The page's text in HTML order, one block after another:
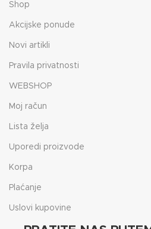
Shop
Akcijske ponude
Novi artikli
Pravila privatnosti
WEBSHOP
Moj račun
Lista želja
Uporedi proizvode
Korpa
Plaćanje
Uslovi kupovine